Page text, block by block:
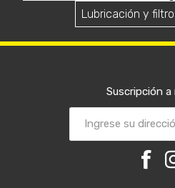
Lubricación y
Suscripción